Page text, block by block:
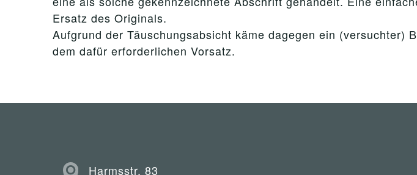
Ersatz des Originals.
Aufgrund der Täuschungsabsicht käme dagegen ein
dem dafür erforderlichen Vorsatz.
Harmsstr. 83